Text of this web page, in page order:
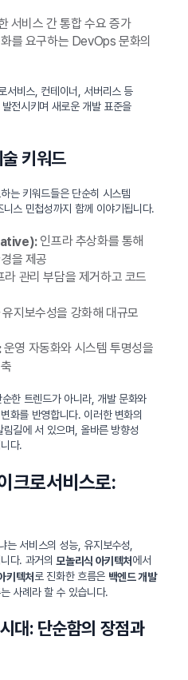
서비스 간 통합 수요 증가
를 요구하는 DevOps 문화의
서비스, 컨테이너, 서버리스 등
전시키며 새로운 개발 표준을
키워드
는 키워드들은 단순히 시스템
스 민첩성까지 함께 이야기됩니다.
인프라 추상화를 통해
을 제공
관리 부담을 제거하고 코드
지보수성을 강화해 대규모
운영 자동화와 시스템 투명성을
한 트렌드가 아니라, 개발 문화와
화를 반영합니다. 이러한 변화의
길에 서 있으며, 올바른 방향성
다.
크로서비스로:
는 서비스의 성능, 유지보수성,
다. 과거의 모놀리식 아키텍처에서
키텍처로 진화한 흐름은 백엔드 개발
사례라 할 수 있습니다.
대: 단순함의 장점과